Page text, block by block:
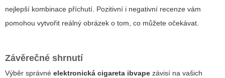
nejlepší kombinace příchutí. Pozitivní i negativní recenze vám
pomohou vytvořit reálný obrázek o tom, co můžete očekávat.
Závěrečné shrnutí
Výběr správné elektronická cigareta ibvape závisí na vašich